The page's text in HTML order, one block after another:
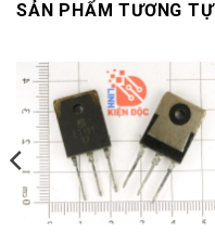
SẢN PHẨM TƯƠNG TỰ